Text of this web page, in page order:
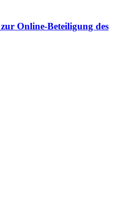
Online-Beteiligung des